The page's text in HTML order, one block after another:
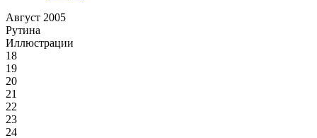
Август 2005
Рутина
Иллюстрации
18
19
20
21
22
23
24